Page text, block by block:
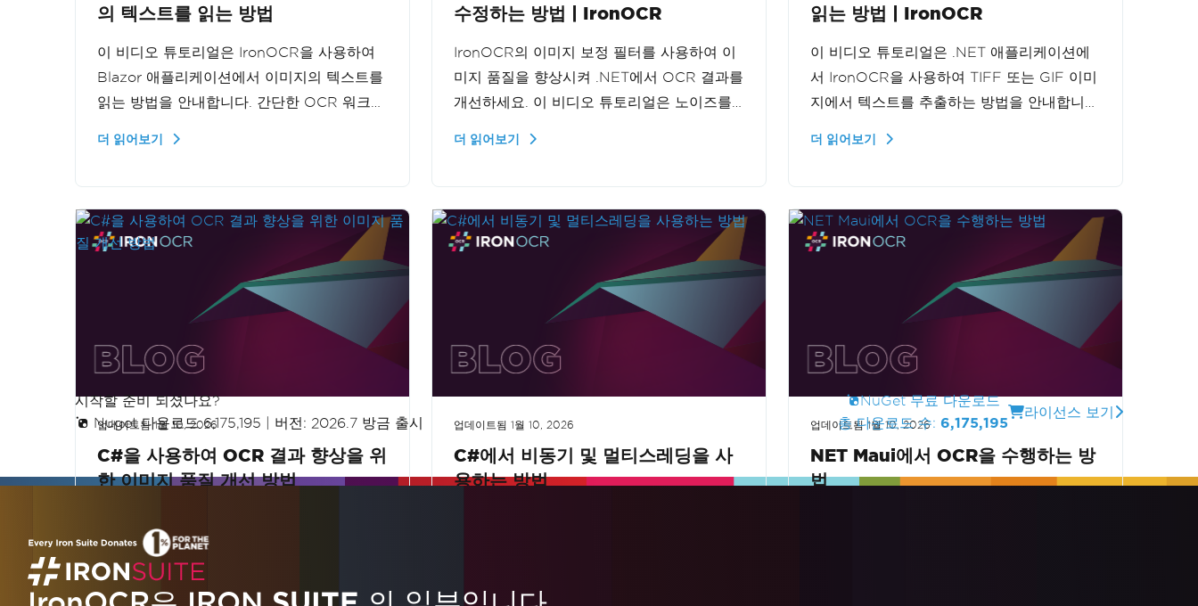
의 텍스트를 읽는 방법
이 비디오 튜토리얼은 IronOCR을 사용하여
Blazor 애플리케이션에서 이미지의 텍스트를
읽는 방법을 안내합니다. 간단한 OCR 워크플
더 읽어보기
수정하는 방법 | IronOCR
IronOCR의 이미지 보정 필터를 사용하여 이
미지 품질을 향상시켜 .NET에서 OCR 결과를
개선하세요. 이 비디오 튜토리얼은 노이즈를
솔루션입니다.
더 읽어보기
읽는 방법 | IronOCR
이 비디오 튜토리얼은 .NET 애플리케이션에
서 IronOCR을 사용하여 TIFF 또는 GIF 이미
지에서 텍스트를 추출하는 방법을 안내합니
별로 배울 수 있습니다.
더 읽어보기
업데이트됨1월 10, 2026
C#을 사용하여 OCR 결과 향상을 위
한 이미지 품질 개선 방법
를 높이는 방법을 알아보세요. 이 튜토리얼은
흐릿하거나 명암이 낮거나 스캔 상태가 좋지
않은 이미지를 개선하여 최적의 OCR 결과를
업데이트됨 1월 10, 2026
C#에서 비동기 및 멀티스레딩을 사
용하는 방법
향상시키세요. 스캔 전에 이미지 색상을 최적
업데이트됨1월 10, 2026
NET Maui에서 OCR을 수행하는 방
법
더보기
시작할 준비 되셨나요?
Nuget 다운로드 6,175,195
버전: 2026.7 방금 출시
NuGet 무료 다운로드
총 다운로드 수: 6,175,195
라이선스 보기